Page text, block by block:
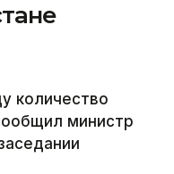
количество
министр